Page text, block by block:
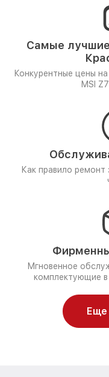
Самые
Конкурентные цены
MSI
Как правило ремонт
Мгновенное
комплектующие
Еще